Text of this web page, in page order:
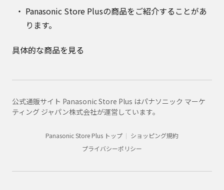
Panasonic Store Plusの商品をご紹介することがあ
ります。
具体的な商品を見る
公式通販サイト Panasonic Store Plus はパナソニック マーケ
ティング ジャパン株式会社が運営しています。
Panasonic Store Plus トップ
ショッピング規約
プライバシーポリシー